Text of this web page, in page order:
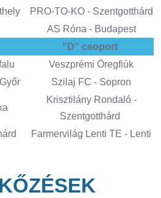
PRO-TO-KO - Szentgotthárd
AS Róna - Budapest
"D" csoport
Veszprémi Öregfiúk
Szilaj FC - Sopron
Krisztilány Rondaló -
Szentgotthárd
Farmervilág Lenti TE - Lenti